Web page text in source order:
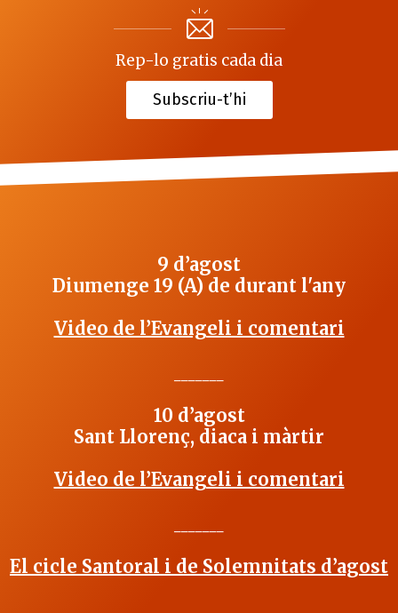
Rep-lo gratis cada dia
Subscriu-t’hi
9 d’agost
Diumenge 19 (A) de durant l'any
Video de l’Evangeli i comentari
10 d’agost
Sant Llorenç, diaca i màrtir
Video de l’Evangeli i comentari
El cicle Santoral i de Solemnitats d’agost